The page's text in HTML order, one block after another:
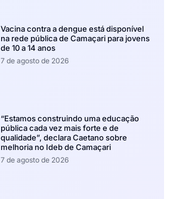
Vacina contra a dengue está disponível
na rede pública de Camaçari para jovens
de 10 a 14 anos
7 de agosto de 2026
“Estamos construindo uma educação
pública cada vez mais forte e de
qualidade”, declara Caetano sobre
melhoria no Ideb de Camaçari
7 de agosto de 2026